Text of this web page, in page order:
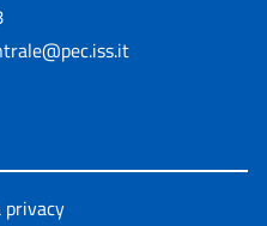
privacy